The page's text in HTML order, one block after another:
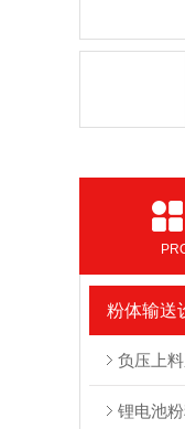
粉体输送
负压上
锂电池